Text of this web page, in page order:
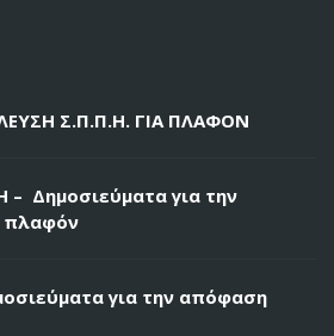
Σ.Π.Π.Η. ΓΙΑ ΠΛΑΦΟΝ
Δημοσιεύματα για την
πλαφόν
για την απόφαση